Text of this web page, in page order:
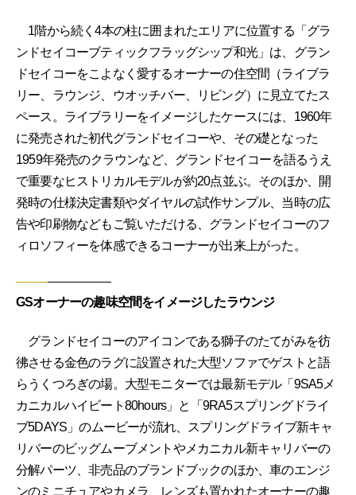
1階から続く4本の柱に囲まれたエリアに位置する「グラ
ンドセイコーブティックフラッグシップ和光」は、グラン
ドセイコーをこよなく愛するオーナーの住空間（ライブラ
リー、ラウンジ、ウオッチバー、リビング）に見立てたス
ペース。ライブラリーをイメージしたケースには、1960年
に発売された初代グランドセイコーや、その礎となった
1959年発売のクラウンなど、グランドセイコーを語るうえ
で重要なヒストリカルモデルが約20点並ぶ。そのほか、開
発時の仕様決定書類やダイヤルの試作サンプル、当時の広
告や印刷物などもご覧いただける、グランドセイコーのフ
ィロソフィーを体感できるコーナーが出来上がった。
GSオーナーの趣味空間をイメージしたラウンジ
グランドセイコーのアイコンである獅子のたてがみを彷
彿させる金色のラグに設置された大型ソファでゲストと語
らうくつろぎの場。大型モニターでは最新モデル「9SA5メ
カニカルハイビート80hours」と「9RA5スプリングドライ
ブ5DAYS」のムービーが流れ、スプリングドライブ新キャ
リバーのビッグムーブメントやメカニカル新キャリバーの
分解パーツ、非売品のブランドブックのほか、車のエンジ
ンのミニチュアやカメラ、レンズも置かれたオーナーの趣